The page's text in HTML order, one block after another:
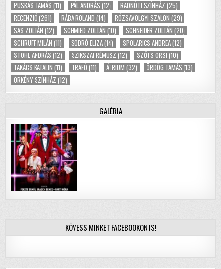
PUSKÁS TAMÁS (11) PÁL ANDRÁS (12) RADNÓTI SZÍNHÁZ (25)
RECENZIÓ (261) RÁBA ROLAND (14) RÓZSAVÖLGYI SZALON (29)
SAS ZOLTÁN (12) SCHMIED ZOLTÁN (10) SCHNEIDER ZOLTÁN (20)
SCHRUFF MILÁN (11) SODRÓ ELIZA(14) SPOLARICS ANDREA(12)
STOHL ANDRÁS (12) SZIKSZAI RÉMUSZ (12) SZŐTS ORSI (10)
TAKÁCS KATALIN (11) TRAFÓ (11) ÁTRIUM (32) ÖRDÖG TAMÁS (13)
ÖRKÉNY SZÍNHÁZ (12)
GALÉRIA
KÖVESS MINKET FACEBOOKON IS!